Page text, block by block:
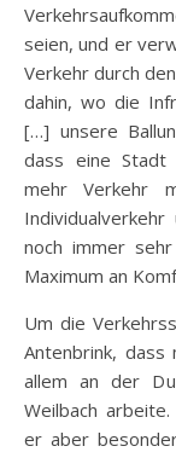
seien, und er
Verkehr durch
dahin, wo die
[…] unsere
dass eine Stadt
mehr Verkehr
noch immer
Maximum an
Um die
Antenbrink,
allem an der
Weilbach
er aber